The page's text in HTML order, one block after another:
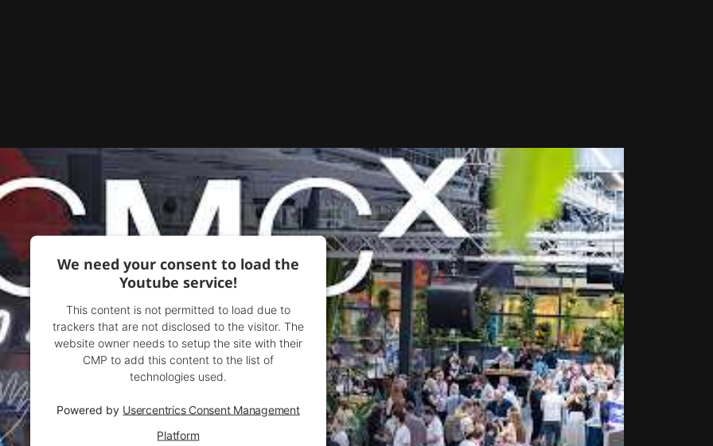
We need your consent to load the
Youtube service!
This content is not permitted to load due to
trackers that are not disclosed to the visitor. The
website owner needs to setup the site with their
CMP to add this content to the list of
technologies used.
Powered by Usercentrics Consent Management
Platform